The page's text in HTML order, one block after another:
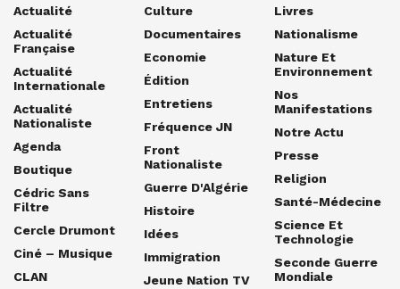
Actualité
Actualité
Française
Actualité
Internationale
Actualité
Nationaliste
Agenda
Boutique
Cédric Sans
Filtre
Cercle Drumont
Ciné – Musique
CLAN
Culture
Documentaires
Economie
Édition
Entretiens
Fréquence JN
Front
Nationaliste
Guerre D'Algérie
Histoire
Idées
Immigration
Jeune Nation TV
Livres
Nationalisme
Nature Et
Environnement
Nos
Manifestations
Notre Actu
Presse
Religion
Santé-Médecine
Science Et
Technologie
Seconde Guerre
Mondiale